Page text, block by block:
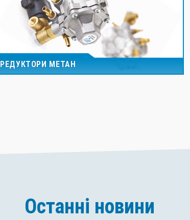
РЕДУКТОРИ МЕТАН
Останні новини